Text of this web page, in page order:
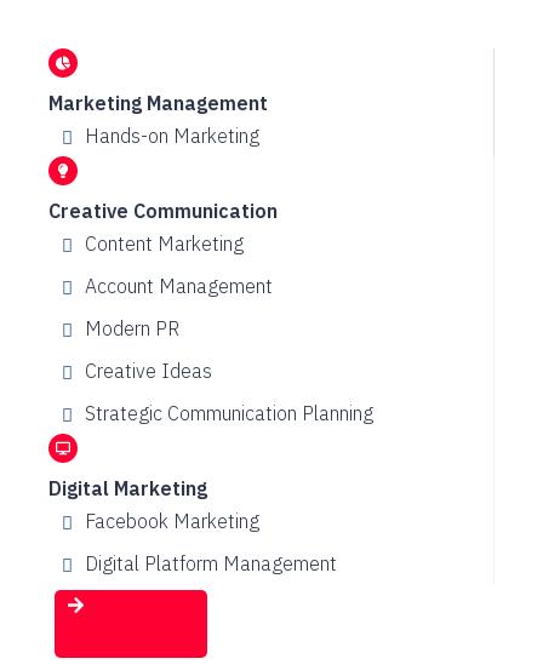
Marketing Management
Hands-on Marketing
Creative Communication
Content Marketing
Account Management
Modern PR
Creative Ideas
Strategic Communication Planning
Digital Marketing
Facebook Marketing
Digital Platform Management